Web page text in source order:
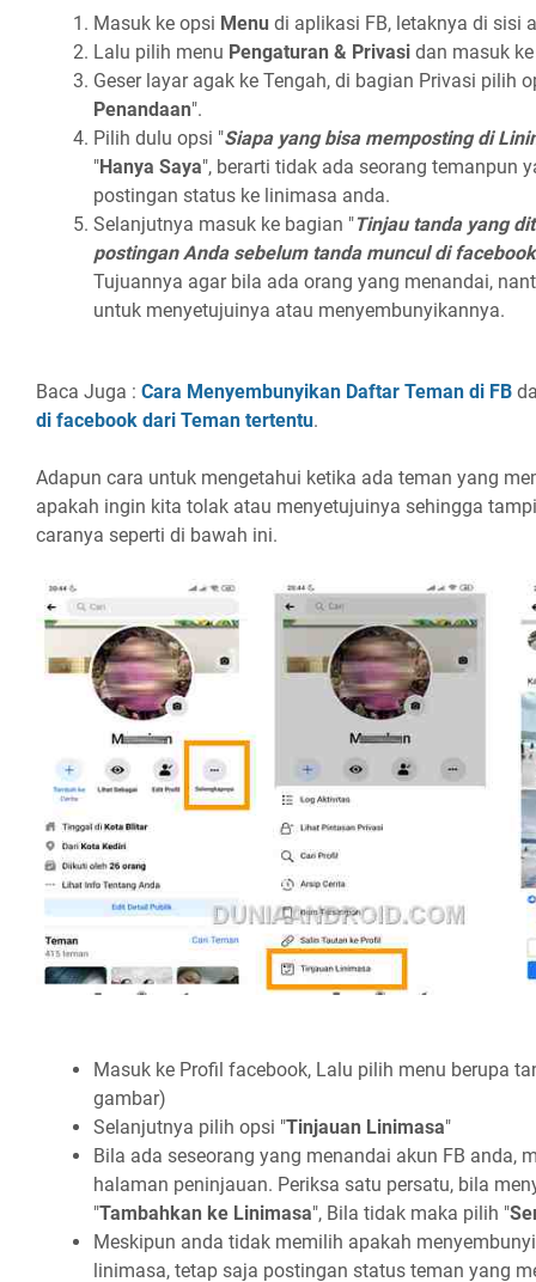
Masuk ke opsi Menu di aplikasi FB, letaknya di sisi
Lalu pilih menu Pengaturan & Privasi dan masuk
Geser layar agak ke Tengah, di bagian Privasi pilih
Penandaan".
Pilih dulu opsi "Siapa yang bisa memposting di
"Hanya Saya", berarti tidak ada seorang temanpun
postingan status ke linimasa anda.
Selanjutnya masuk ke bagian "Tinjau tanda yang
postingan Anda sebelum tanda muncul di facebook
Tujuannya agar bila ada orang yang menandai,
untuk menyetujuinya atau menyembunyikannya.
Baca Juga : Cara Menyembunyikan Daftar Teman di FB
di facebook dari Teman tertentu.
Adapun cara untuk mengetahui ketika ada teman yang
apakah ingin kita tolak atau menyetujuinya sehingga
caranya seperti di bawah ini.
Masuk ke Profil facebook, Lalu pilih menu berupa
gambar)
Selanjutnya pilih opsi "Tinjauan Linimasa"
Bila ada seseorang yang menandai akun FB anda,
halaman peninjauan. Periksa satu persatu, bila
"Tambahkan ke Linimasa", Bila tidak maka pilih "
Meskipun anda tidak memilih apakah
linimasa, tetap saja postingan status teman yang